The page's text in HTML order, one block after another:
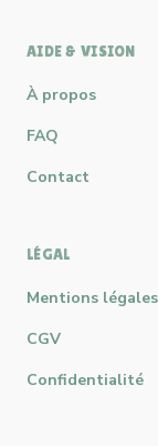
AIDE & VISION
À propos
FAQ
Contact
LÉGAL
Mentions légales
CGV
Confidentialité